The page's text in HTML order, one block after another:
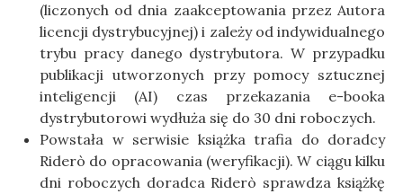
(liczonych od dnia zaakceptowania przez Autora
licencji dystrybucyjnej) i zależy od indywidualnego
trybu pracy danego dystrybutora. W przypadku
publikacji utworzonych przy pomocy sztucznej
inteligencji (AI) czas przekazania e-booka
dystrybutorowi wydłuża się do 30 dni roboczych.
Powstała w serwisie książka trafia do doradcy
Riderò do opracowania (weryfikacji). W ciągu kilku
dni roboczych doradca Riderò sprawdza książkę